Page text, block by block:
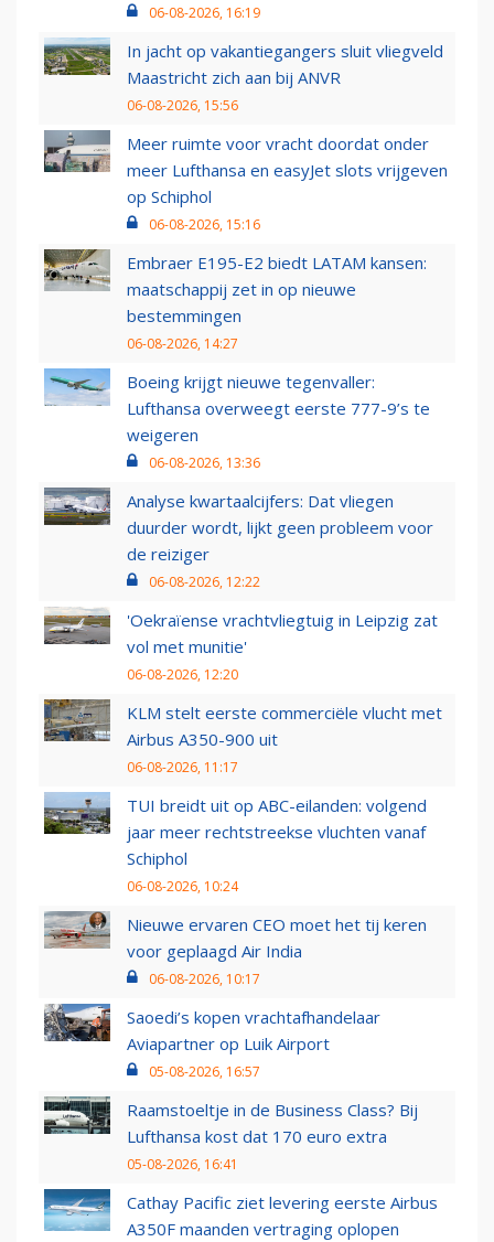
06-08-2026, 16:19
In jacht op vakantiegangers sluit vliegveld
Maastricht zich aan bij ANVR
06-08-2026, 15:56
Meer ruimte voor vracht doordat onder
meer Lufthansa en easyJet slots vrijgeven
op Schiphol
06-08-2026, 15:16
Embraer E195-E2 biedt LATAM kansen:
maatschappij zet in op nieuwe
bestemmingen
06-08-2026, 14:27
Boeing krijgt nieuwe tegenvaller:
Lufthansa overweegt eerste 777-9’s te
weigeren
06-08-2026, 13:36
Analyse kwartaalcijfers: Dat vliegen
duurder wordt, lijkt geen probleem voor
de reiziger
06-08-2026, 12:22
'Oekraïense vrachtvliegtuig in Leipzig zat
vol met munitie'
06-08-2026, 12:20
KLM stelt eerste commerciële vlucht met
Airbus A350-900 uit
06-08-2026, 11:17
TUI breidt uit op ABC-eilanden: volgend
jaar meer rechtstreekse vluchten vanaf
Schiphol
06-08-2026, 10:24
Nieuwe ervaren CEO moet het tij keren
voor geplaagd Air India
06-08-2026, 10:17
Saoedi’s kopen vrachtafhandelaar
Aviapartner op Luik Airport
05-08-2026, 16:57
Raamstoeltje in de Business Class? Bij
Lufthansa kost dat 170 euro extra
05-08-2026, 16:41
Cathay Pacific ziet levering eerste Airbus
A350F maanden vertraging oplopen